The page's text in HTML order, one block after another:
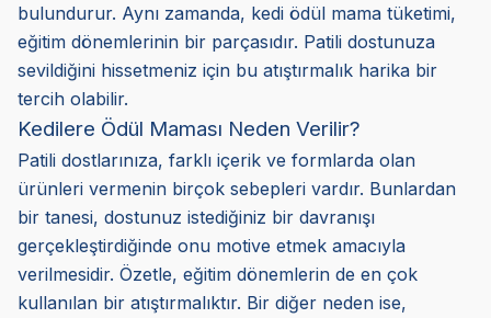
bulundurur. Aynı zamanda, kedi ödül mama tüketimi,
eğitim dönemlerinin bir parçasıdır. Patili dostunuza
sevildiğini hissetmeniz için bu atıştırmalık harika bir
tercih olabilir.
Kedilere Ödül Maması Neden Verilir?
Patili dostlarınıza, farklı içerik ve formlarda olan
ürünleri vermenin birçok sebepleri vardır. Bunlardan
bir tanesi, dostunuz istediğiniz bir davranışı
gerçekleştirdiğinde onu motive etmek amacıyla
verilmesidir. Özetle, eğitim dönemlerin de en çok
kullanılan bir atıştırmalıktır. Bir diğer neden ise,